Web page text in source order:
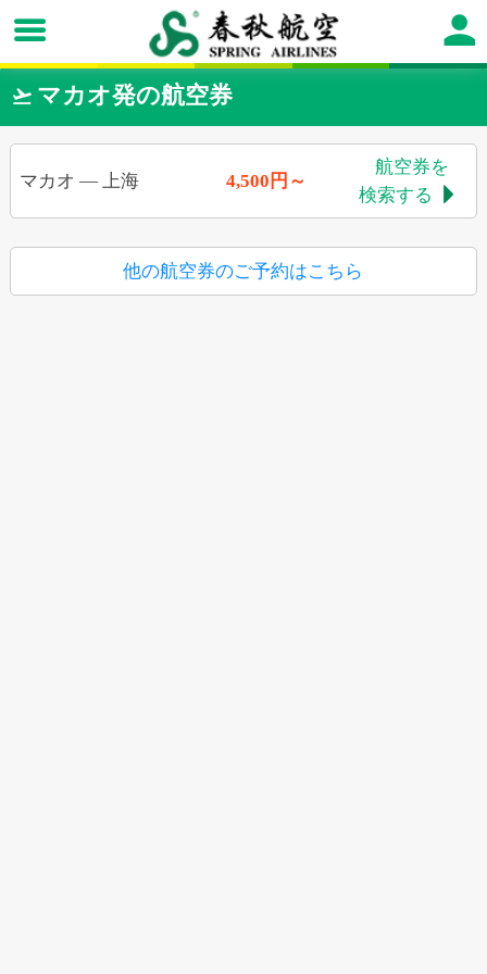
 マカオ発の航空券
マカオ — 上海 4,500円～
航空券を
検索する

他の航空券のご予約はこちら